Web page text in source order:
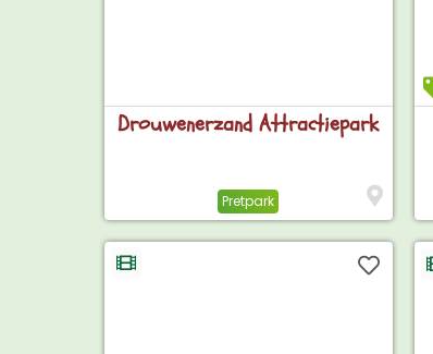
Drouwenerzand Attractiepark
Pretpark